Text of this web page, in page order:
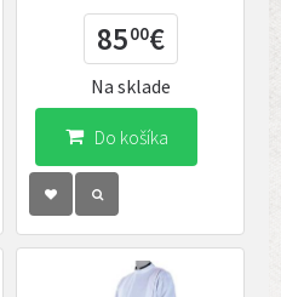
8500€
Do košíka
Na sklade